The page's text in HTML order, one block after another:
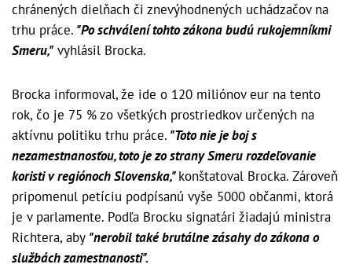
chránených dielňach či znevýhodnených uchádzačov na
trhu práce. "Po schválení tohto zákona budú rukojemníkmi
Smeru," vyhlásil Brocka.
Brocka informoval, že ide o 120 miliónov eur na tento
rok, čo je 75 % zo všetkých prostriedkov určených na
aktívnu politiku trhu práce. "Toto nie je boj s
nezamestnanosťou, toto je zo strany Smeru rozdeľovanie
koristi v regiónoch Slovenska,"konštatoval Brocka. Zároveň
pripomenul petíciu podpísanú vyše 5000 občanmi, ktorá
je v parlamente. Podľa Brocku signatári žiadajú ministra
Richtera, aby "nerobil také brutálne zásahy do zákona o
službách zamestnanosti".